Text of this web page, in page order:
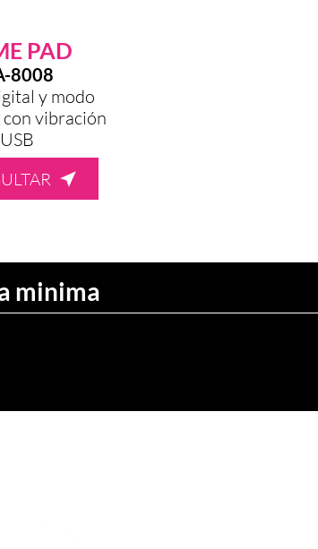
PAD
8008
y modo
vibración
USB
minima